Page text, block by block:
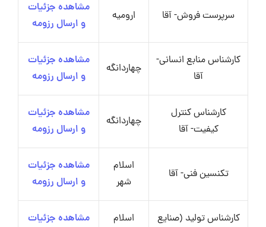
سرپرست فروش- آقا ارومیه
مشاهده جزئیات
و ارسال رزومه
کارشناس منابع انسانی-
آقا
چهاردانگه
مشاهده جزئیات
و ارسال رزومه
کارشناس کنترل
کیفیت- آقا
چهاردانگه
مشاهده جزئیات
و ارسال رزومه
تکنسین فنی- آقا
اسلام
شهر
مشاهده جزئیات
و ارسال رزومه
کارشناس تولید (صنایع
اسلام
مشاهده جزئیات